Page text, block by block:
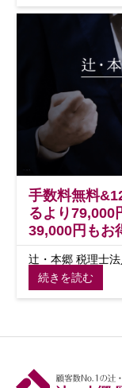
手数料無料
るより79,000
39,000円もお
辻・本郷 税理士法
続きを読む